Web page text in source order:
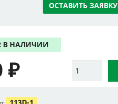
ОСТАВИТЬ ЗАЯВКУ
В НАЛИЧИИ
Количество
₽